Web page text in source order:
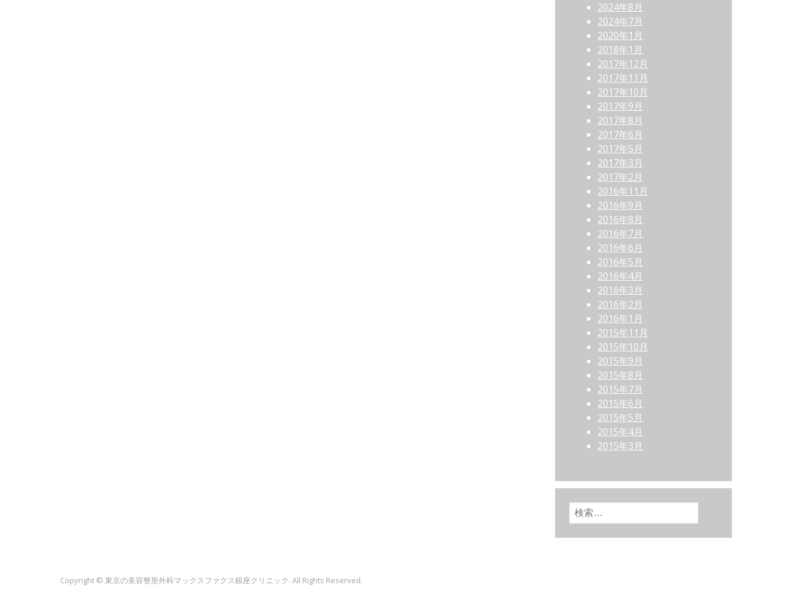
2024年8月
2024年7月
2020年1月
2018年1月
2017年12月
2017年11月
2017年10月
2017年9月
2017年8月
2017年6月
2017年5月
2017年3月
2017年2月
2016年11月
2016年9月
2016年8月
2016年7月
2016年6月
2016年5月
2016年4月
2016年3月
2016年2月
2016年1月
2015年11月
2015年10月
2015年9月
2015年8月
2015年7月
2015年6月
2015年5月
2015年4月
2015年3月
検索:
Copyright © 東京の美容整形外科マックスファクス銀座クリニック. All Rights Reserved.